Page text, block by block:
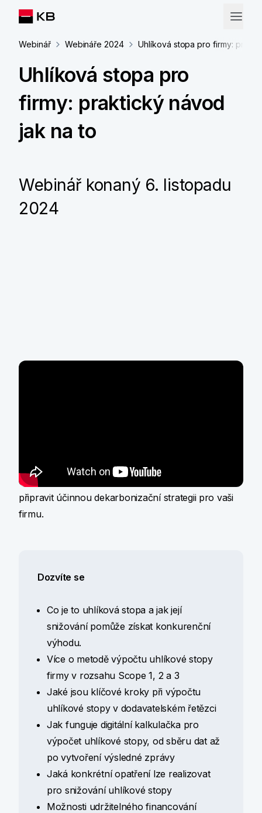
Webinář Webináře 2024 Uhlíková stopa pro firmy:
Uhlíková stopa pro
firmy: praktický návod
jak na to
Webinář konaný 6. listopadu
2024
identifikovat všechny relevantní zdroje emisí a
odnesete si know-how, jak na základě těchto dat
připravit účinnou dekarbonizační strategii pro vaši
firmu.
Dozvíte se
Co je to uhlíková stopa a jak její
snižování pomůže získat konkurenční
výhodu.
Více o metodě výpočtu uhlíkové stopy
firmy v rozsahu Scope 1, 2 a 3
Jaké jsou klíčové kroky při výpočtu
uhlíkové stopy v dodavatelském řetězci
Jak funguje digitální kalkulačka pro
výpočet uhlíkové stopy, od sběru dat až
po vytvoření výsledné zprávy
Jaká konkrétní opatření lze realizovat
pro snižování uhlíkové stopy
Možnosti udržitelného financování